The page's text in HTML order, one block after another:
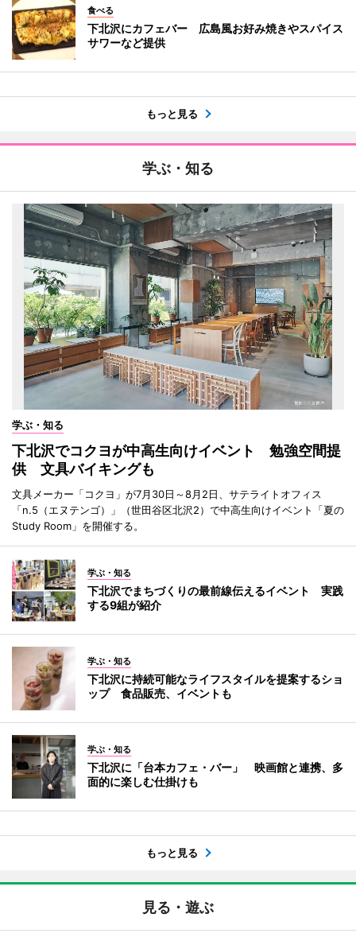
食べる
下北沢にカフェバー 広島風お好み焼きやスパイス
サワーなど提供
もっと見る
学ぶ・知る
学ぶ・知る
下北沢でコクヨが中高生向けイベント 勉強空間提
供 文具バイキングも
文具メーカー「コクヨ」が7月30日～8月2日、サテライトオフィス
「n.5（エヌテンゴ）」（世田谷区北沢2）で中高生向けイベント「夏の
Study Room」を開催する。
学ぶ・知る
下北沢でまちづくりの最前線伝えるイベント 実践
する9組が紹介
学ぶ・知る
下北沢に持続可能なライフスタイルを提案するショ
ップ 食品販売、イベントも
学ぶ・知る
下北沢に「台本カフェ・バー」 映画館と連携、多
面的に楽しむ仕掛けも
もっと見る
見る・遊ぶ